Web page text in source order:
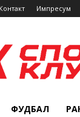
Контакт Импресум
ФУДБАЛ